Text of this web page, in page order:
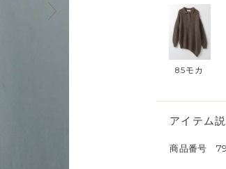
85モカ
アイテム
商品番号